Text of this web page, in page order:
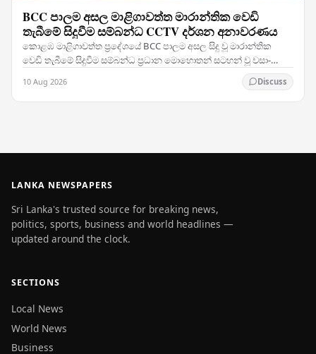
BCC පාලම අසල මාළිගාවත්ත මාරාන්තික වෙඩි
තැබීමේ සිදුවීම සම්බන්ධ CCTV දර්ශන අනාවරණය
කොළඹ මාළිගාවත්ත ප්‍රදේශයේ BCC පාලම අසල සිදු වූ මාරාන්තික
වෙඩි තැබීමේ සිදුවීම සම්බන්ධ ප්‍රධාන මොහොතන් සටහන් වූ වසා-
10 Aug 2026 Discuss
LANKA NEWSPAPERS
Sri Lanka's trusted source for breaking news,
politics, sports, business and world headlines —
updated around the clock.
SECTIONS
Local News
World News
Business